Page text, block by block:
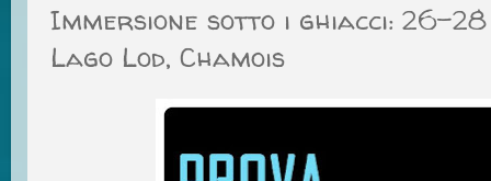
Immersione sotto i ghiacci: 26-
Lago Lod, Chamois